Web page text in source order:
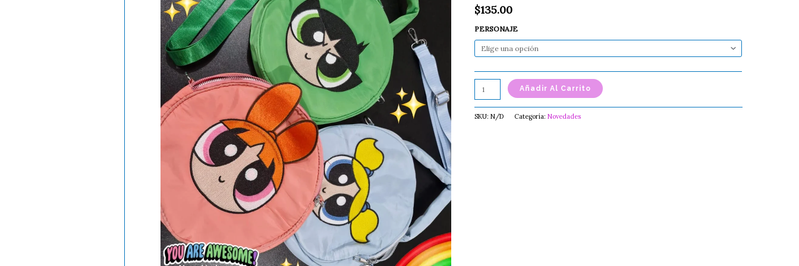
$135.00
PERSONAJE
Añadir Al Carrito
SKU:N/D Categoría:Novedades